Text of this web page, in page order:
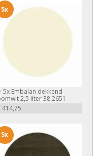
5xEmbalan dekkend
2,5 liter 38.2651
414,75
5x
5x